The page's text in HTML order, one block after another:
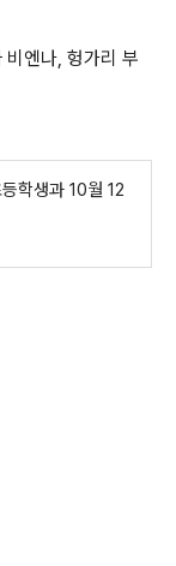
나, 헝가리 부
학생과 10월 12